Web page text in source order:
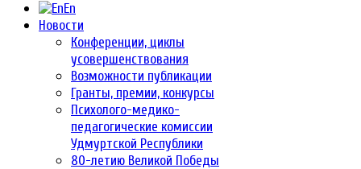
En
Новости
Конференции, циклы
усовершенствования
Возможности публикации
Гранты, премии, конкурсы
Психолого-медико-
педагогические комиссии
Удмуртской Республики
80-летию Великой Победы